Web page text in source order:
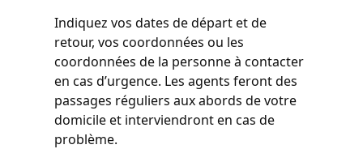
Indiquez vos dates de départ et de
retour, vos coordonnées ou les
coordonnées de la personne à contacter
en cas d’urgence. Les agents feront des
passages réguliers aux abords de votre
domicile et interviendront en cas de
problème.